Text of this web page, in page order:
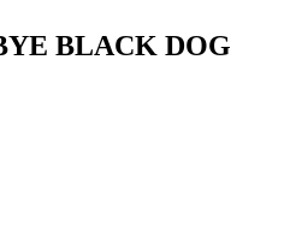
BLACK DOG